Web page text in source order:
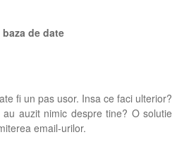
de date
fi un pas usor. Insa ce faci ulterior?
auzit nimic despre tine? O solutie
email-urilor.